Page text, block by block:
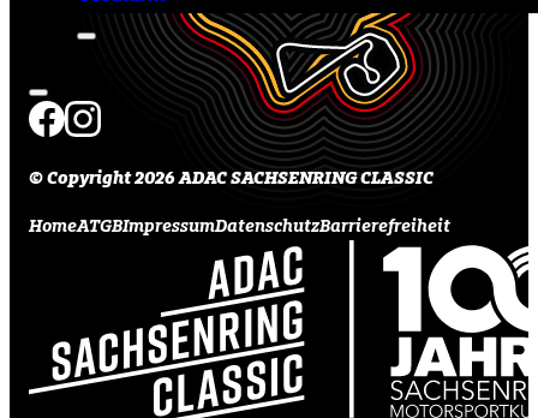
© Copyright 2026 ADAC SACHSENRING CLASSIC
HomeATGBImpressumDatenschutzBarrierefreiheit